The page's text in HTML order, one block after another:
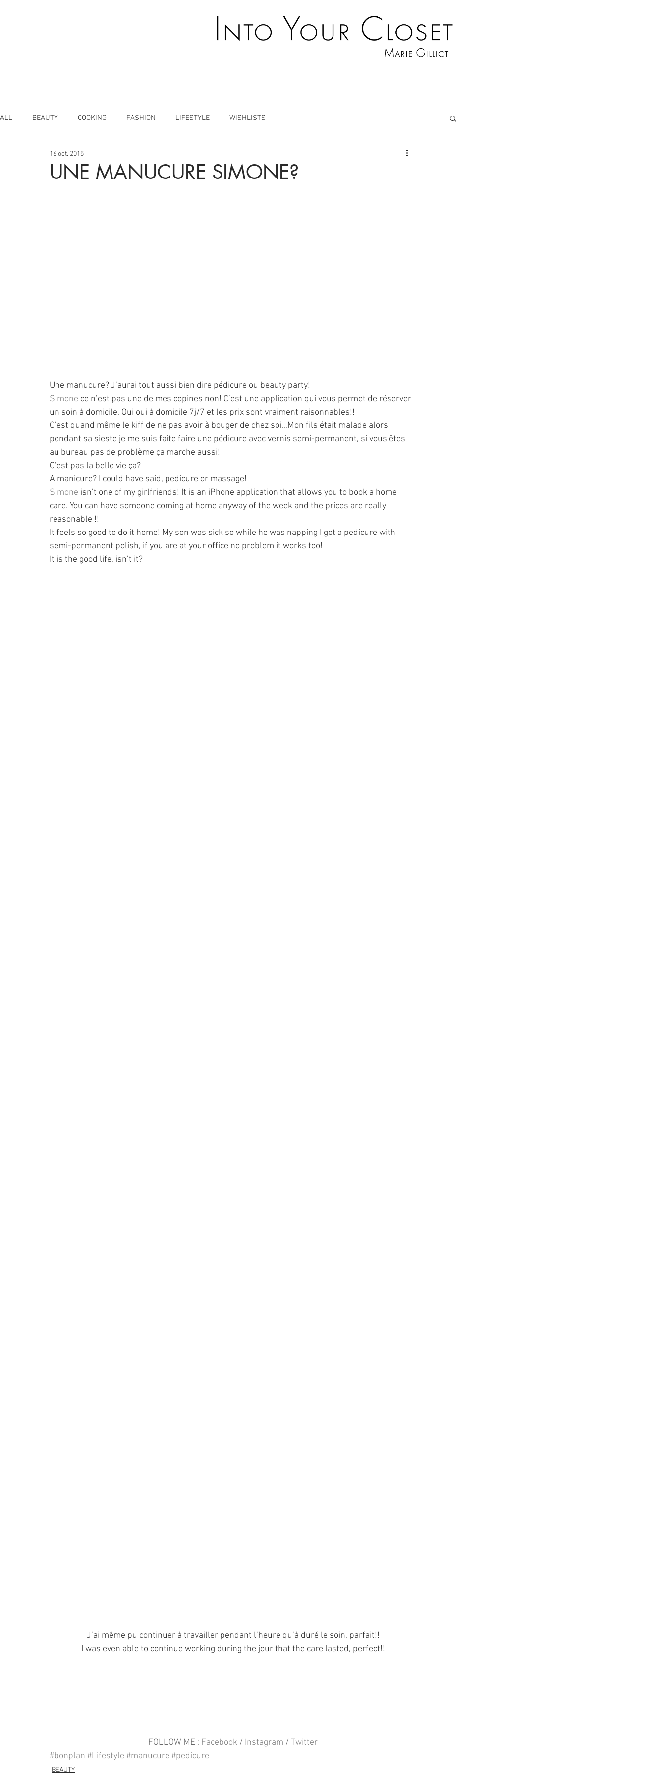
ALL BEAUTY COOKING FASHION LIFESTYLE WISHLISTS
UNE MANUCURE SIMONE?
16 oct. 2015
Une manucure? J’aurai tout aussi bien dire pédicure ou beauty party!
Simone ce n’est pas une de mes copines non! C’est une application qui vous permet de réserver
un soin à domicile. Oui oui à domicile 7j/7 et les prix sont vraiment raisonnables!!
C’est quand même le kiff de ne pas avoir à bouger de chez soi…Mon fils était malade alors
pendant sa sieste je me suis faite faire une pédicure avec vernis semi-permanent, si vous êtes
au bureau pas de problème ça marche aussi!
C’est pas la belle vie ça?
A manicure? I could have said, pedicure or massage!
Simone isn’t one of my girlfriends! It is an iPhone application that allows you to book a home
care. You can have someone coming at home anyway of the week and the prices are really
reasonable !!
It feels so good to do it home! My son was sick so while he was napping I got a pedicure with
semi-permanent polish, if you are at your office no problem it works too!
It is the good life, isn’t it?
J’ai même pu continuer à travailler pendant l’heure qu’à duré le soin, parfait!!
I was even able to continue working during the jour that the care lasted, perfect!!
FOLLOW ME : Facebook / Instagram / Twitter
#bonplan #Lifestyle #manucure #pedicure
BEAUTY